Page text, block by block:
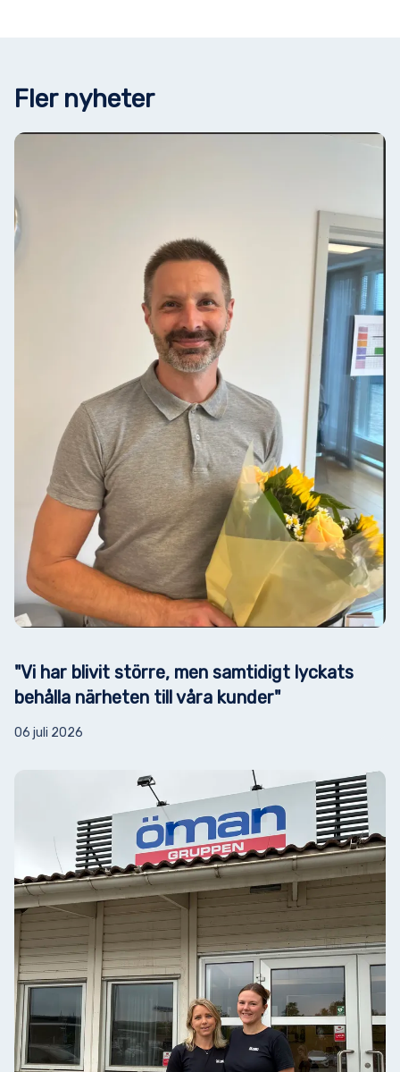
Fler nyheter
"Vi har blivit större, men samtidigt lyckats
behålla närheten till våra kunder"
06 juli 2026